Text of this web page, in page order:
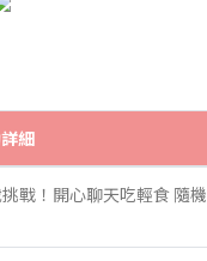
細
！開心聊天吃輕食 隨